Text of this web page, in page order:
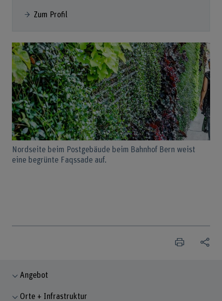
Zum Profil
Nordseite beim Postgebäude beim Bahnhof Bern weist
eine begrünte Faqssade auf.
Angebot
Orte + Infrastruktur